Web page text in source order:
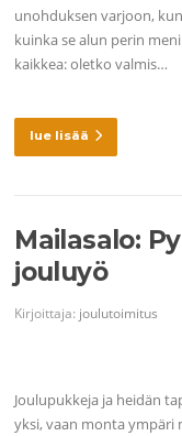
unohduksen varjoon,
kuinka se alun perin
kaikkea: oletko valmis…
lue lisää
Mailasalo:
jouluyö
Kirjoittaja: joulutoimitus
Joulupukkeja ja heidän
yksi, vaan monta ympäri